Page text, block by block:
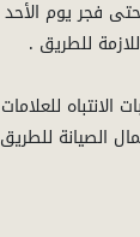
للعلامات
الصيانة